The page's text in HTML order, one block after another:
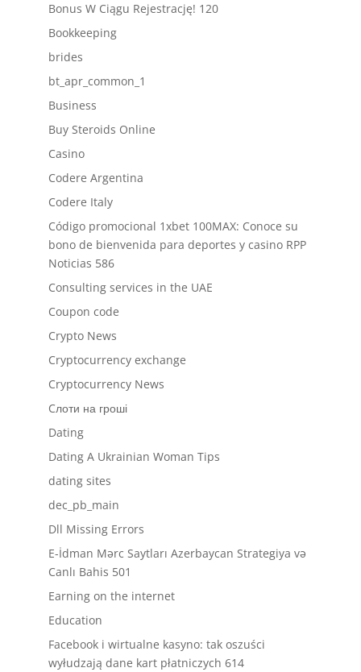
Bonus W Ciągu Rejestrację! 120
Bookkeeping
brides
bt_apr_common_1
Business
Buy Steroids Online
Casino
Codere Argentina
Codere Italy
Código promocional 1xbet 100MAX: Conoce su
bono de bienvenida para deportes y casino RPP
Noticias 586
Consulting services in the UAE
Coupon code
Crypto News
Cryptocurrency exchange
Cryptocurrency News
Cлоти на гроші
Dating
Dating A Ukrainian Woman Tips
dating sites
dec_pb_main
Dll Missing Errors
E-İdman Mərc Saytları Azerbaycan Strategiya və
Canlı Bahis 501
Earning on the internet
Education
Facebook i wirtualne kasyno: tak oszuści
wyłudzają dane kart płatniczych 614